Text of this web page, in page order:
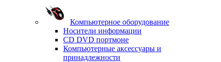
Компьютерное оборудование
Носители информации
CD DVD портмоне
Компьютерные аксессуары и
принадлежности